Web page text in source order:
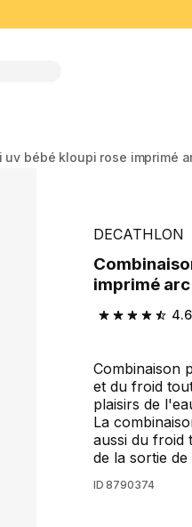
uv bébé kloupi rose imprimé
DECATHLON
Combinaison anti uv bébé kloupi rose
imprimé
4.6
4.6 out of 5
Combinaison
et du froid
plaisirs de
La
aussi du froid
de la sortie de
ID 8790374